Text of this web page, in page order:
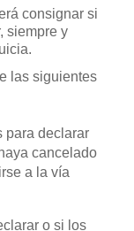
consignar si
siempre y
las siguientes
para declarar
cancelado
a la vía
o si los